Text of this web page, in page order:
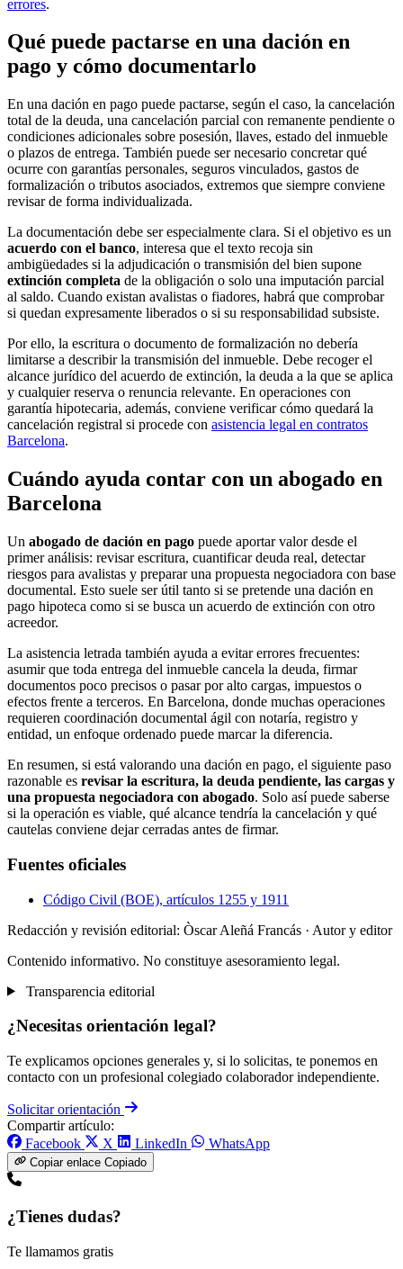
errores.
Qué puede pactarse en una dación en
pago y cómo documentarlo
En una dación en pago puede pactarse, según el caso, la cancelación
total de la deuda, una cancelación parcial con remanente pendiente o
condiciones adicionales sobre posesión, llaves, estado del inmueble
o plazos de entrega. También puede ser necesario concretar qué
ocurre con garantías personales, seguros vinculados, gastos de
formalización o tributos asociados, extremos que siempre conviene
revisar de forma individualizada.
La documentación debe ser especialmente clara. Si el objetivo es un
acuerdo con el banco, interesa que el texto recoja sin
ambigüedades si la adjudicación o transmisión del bien supone
extinción completa de la obligación o solo una imputación parcial
al saldo. Cuando existan avalistas o fiadores, habrá que comprobar
si quedan expresamente liberados o si su responsabilidad subsiste.
Por ello, la escritura o documento de formalización no debería
limitarse a describir la transmisión del inmueble. Debe recoger el
alcance jurídico del acuerdo de extinción, la deuda a la que se aplica
y cualquier reserva o renuncia relevante. En operaciones con
garantía hipotecaria, además, conviene verificar cómo quedará la
cancelación registral si procede con asistencia legal en contratos
Barcelona.
Cuándo ayuda contar con un abogado en
Barcelona
Un abogado de dación en pago puede aportar valor desde el
primer análisis: revisar escritura, cuantificar deuda real, detectar
riesgos para avalistas y preparar una propuesta negociadora con base
documental. Esto suele ser útil tanto si se pretende una dación en
pago hipoteca como si se busca un acuerdo de extinción con otro
acreedor.
La asistencia letrada también ayuda a evitar errores frecuentes:
asumir que toda entrega del inmueble cancela la deuda, firmar
documentos poco precisos o pasar por alto cargas, impuestos o
efectos frente a terceros. En Barcelona, donde muchas operaciones
requieren coordinación documental ágil con notaría, registro y
entidad, un enfoque ordenado puede marcar la diferencia.
En resumen, si está valorando una dación en pago, el siguiente paso
razonable es revisar la escritura, la deuda pendiente, las cargas y
una propuesta negociadora con abogado. Solo así puede saberse
si la operación es viable, qué alcance tendría la cancelación y qué
cautelas conviene dejar cerradas antes de firmar.
Fuentes oficiales
Código Civil (BOE), artículos 1255 y 1911
Redacción y revisión editorial: Òscar Aleñá Francás · Autor y editor
Contenido informativo. No constituye asesoramiento legal.
Transparencia editorial
¿Necesitas orientación legal?
Te explicamos opciones generales y, si lo solicitas, te ponemos en
contacto con un profesional colegiado colaborador independiente.
Solicitar orientación
Compartir artículo:
Facebook
X LinkedIn WhatsApp
Copiar enlace Copiado
¿Tienes dudas?
Te llamamos gratis